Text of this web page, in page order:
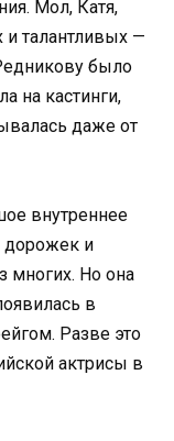
Мол, Катя,
и талантливых —
было
на кастинги,
даже от
внутреннее
дорожек и
многих. Но она
в
Разве это
актрисы в